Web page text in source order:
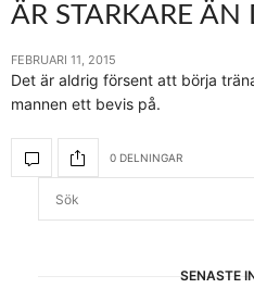
ÄR STARKARE ÄN
FEBRUARI 11, 2015
Det är aldrig försent att börja
mannen ett bevis på.
0 DELNINGAR
SENASTE